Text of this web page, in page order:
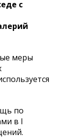
с
меры
по
в I